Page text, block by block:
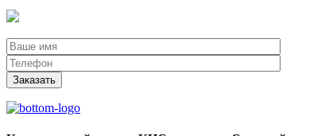
Заказать